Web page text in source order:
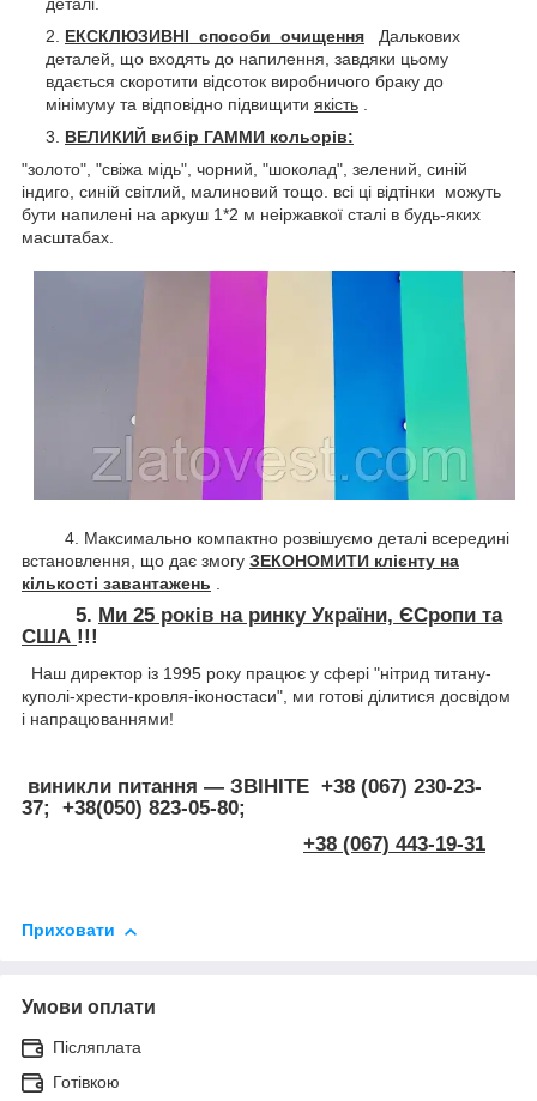
ЕКСКЛЮЗИВНІ способи очищення Далькових
деталей, що входять до напилення, завдяки цьому
вдається скоротити відсоток виробничого браку до
мінімуму та відповідно підвищити якість
ВЕЛИКИЙ вибір ГАММИ кольорів:
"золото", "свіжа мідь", чорний, "шоколад", зелений, синій
індиго, синій світлий, малиновий тощо. всі ці відтінки можуть
бути напилені на аркуш 1*2 м неіржавкої сталі в будь-яких
масштабах.
4. Максимально компактно розвішуємо деталі всередині
встановлення, що дає змогу ЗЕКОНОМИТИ клієнту на
кількості завантажень .
5. Ми 25 років на ринку України, ЄСропи та
США !!!
Наш директор із 1995 року працює у сфері "нітрид титану-
куполі-хрести-кровля-іконостаси", ми готові ділитися досвідом
і напрацюваннями!
виникли питання — ЗВІНІТЕ +38 (067) 230-23-
37; +38(050) 823-05-80;
+38 (067) 443-19-31
Приховати
Умови оплати
Післяплата
Готівкою